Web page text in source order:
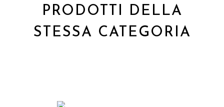
PRODOTTI DELLA
STESSA CATEGORIA